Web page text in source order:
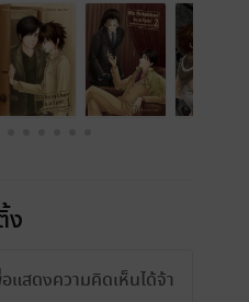
ง
แสดงความคิดเห็นได้จ้า